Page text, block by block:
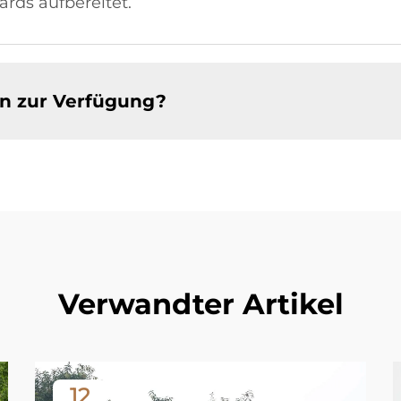
zur Verfügung?
Verwandter Artikel